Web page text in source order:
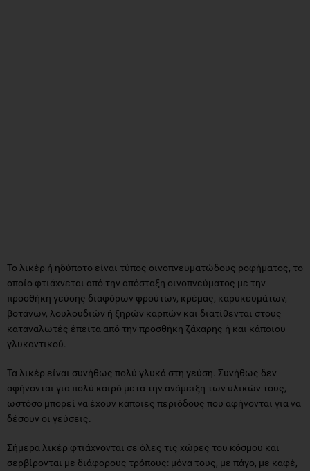
Το λικέρ ή ηδύποτο είναι τύπος οινοπνευματώδους ροφήματος, το
οποίο φτιάχνεται από την απόσταξη οινοπνεύματος με την
προσθήκη γεύσης διαφόρων φρούτων, κρέμας, καρυκευμάτων,
βοτάνων, λουλουδιών ή ξηρών καρπών και διατίθενται στους
καταναλωτές έπειτα από την προσθήκη ζάχαρης ή και κάποιου
γλυκαντικού.
Τα λικέρ είναι συνήθως πολύ γλυκά στη γεύση. Συνήθως δεν
αφήνονται για πολύ καιρό μετά την ανάμειξη των υλικών τους,
ωστόσο μπορεί να έχουν κάποιες περιόδους που αφήνονται για να
δέσουν οι γεύσεις.
Σήμερα λικέρ φτιάχνονται σε όλες τις χώρες του κόσμου και
σερβίρονται με διάφορους τρόπους: μόνα τους, με πάγο, με καφέ,